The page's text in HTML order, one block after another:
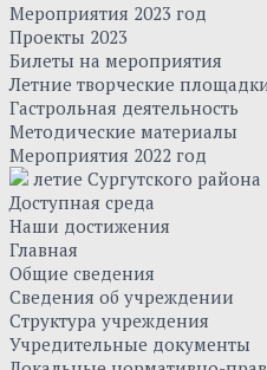
Мероприятия 2023 год
Проекты 2023
Билеты на мероприятия
Летние творческие
Гастрольная деятельность
Методические материалы
Мероприятия 2022 год
летие Сургутского района
Доступная среда
Наши достижения
Главная
Общие сведения
Сведения об учреждении
Структура учреждения
Учредительные документы